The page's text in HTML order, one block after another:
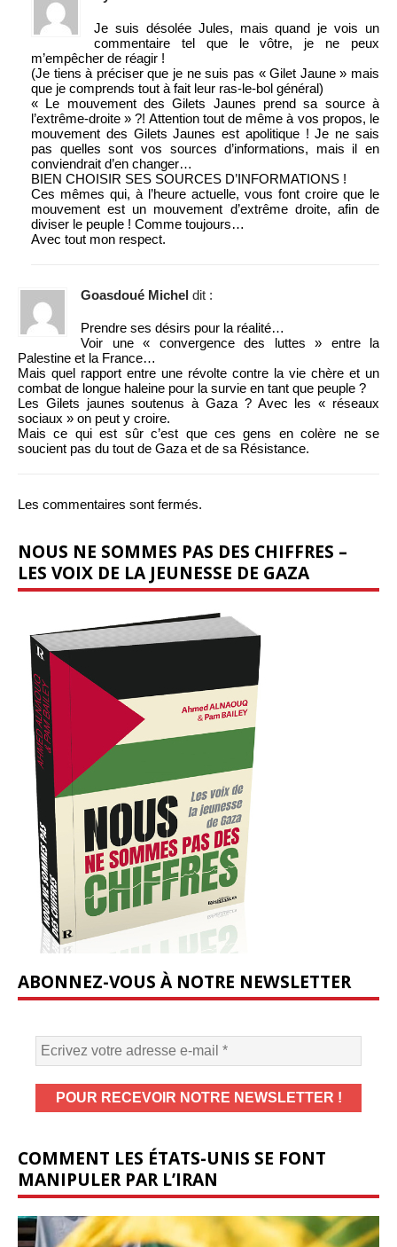
Je suis désolée Jules, mais quand je vois un
commentaire tel que le vôtre, je ne peux
m’empêcher de réagir !
(Je tiens à préciser que je ne suis pas « Gilet Jaune » mais
que je comprends tout à fait leur ras-le-bol général)
« Le mouvement des Gilets Jaunes prend sa source à
l’extrême-droite » ?! Attention tout de même à vos propos, le
mouvement des Gilets Jaunes est apolitique ! Je ne sais
pas quelles sont vos sources d’informations, mais il en
conviendrait d’en changer…
BIEN CHOISIR SES SOURCES D’INFORMATIONS !
Ces mêmes qui, à l’heure actuelle, vous font croire que le
mouvement est un mouvement d’extrême droite, afin de
diviser le peuple ! Comme toujours…
Avec tout mon respect.
Goasdoué Michel dit :
Prendre ses désirs pour la réalité…
Voir une « convergence des luttes » entre la
Palestine et la France…
Mais quel rapport entre une révolte contre la vie chère et un
combat de longue haleine pour la survie en tant que peuple ?
Les Gilets jaunes soutenus à Gaza ? Avec les « réseaux
sociaux » on peut y croire.
Mais ce qui est sûr c’est que ces gens en colère ne se
soucient pas du tout de Gaza et de sa Résistance.
Les commentaires sont fermés.
NOUS NE SOMMES PAS DES CHIFFRES –
LES VOIX DE LA JEUNESSE DE GAZA
ABONNEZ-VOUS À NOTRE NEWSLETTER
COMMENT LES ÉTATS-UNIS SE FONT
MANIPULER PAR L’IRAN